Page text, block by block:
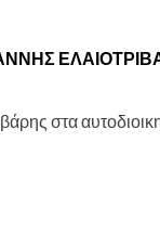
στα